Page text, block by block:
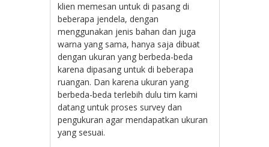
klien memesan untuk di pasang di
beberapa jendela, dengan
menggunakan jenis bahan dan juga
warna yang sama, hanya saja dibuat
dengan ukuran yang berbeda-beda
karena dipasang untuk di beberapa
ruangan. Dan karena ukuran yang
berbeda-beda terlebih dulu tim kami
datang untuk proses survey dan
pengukuran agar mendapatkan ukuran
yang sesuai.